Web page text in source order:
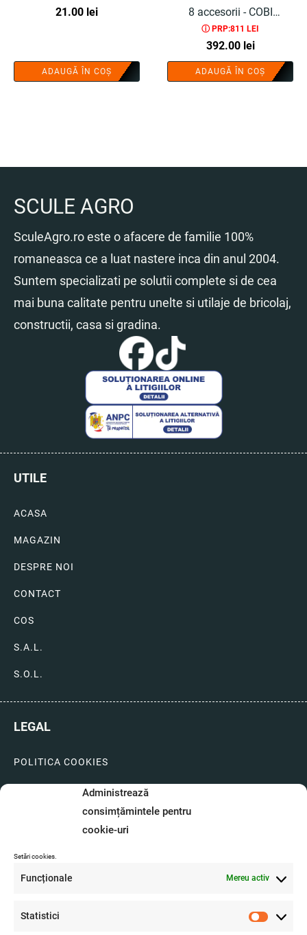
Administrează
consimțămintele pentru
cookie-uri
Setări cookies.
Funcționale Mereu activ
Statistici Statistici
21.00 lei
ADAUGĂ ÎN COȘ
8 accesorii - COBI
SMART®
ⓘ PRP:811 LEI
392.00 lei
ADAUGĂ ÎN COȘ
SCULE AGRO
SculeAgro.ro este o afacere de familie 100%
romaneasca ce a luat nastere inca din anul 2004.
Suntem specializati pe solutii complete si de cea
mai buna calitate pentru unelte si utilaje de bricolaj,
constructii, casa si gradina.
UTILE
ACASA
MAGAZIN
DESPRE NOI
CONTACT
COS
S.A.L.
S.O.L.
LEGAL
POLITICA COOKIES
LIVRARI SI PLATI
GARANTIE SI SERVICE
A.N.P.C.